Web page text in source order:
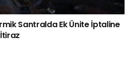
Santralda Ek Ünite İptaline